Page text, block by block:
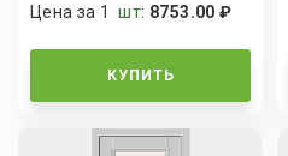
Цена за 1шт: 8753.00 ₽
КУПИТЬ